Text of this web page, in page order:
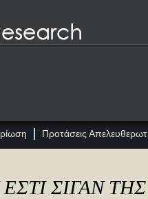
Προτάσεις
ΣΙΓΑΝ